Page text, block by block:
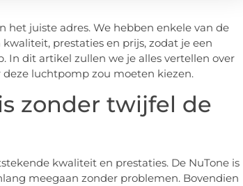
het juiste adres. We hebben enkele van de
prestaties en prijs, zodat je een
dit artikel zullen we je alles vertellen over
luchtpomp zou moeten kiezen.
zonder twijfel de
kwaliteit en prestaties. De NuTone is
meegaan zonder problemen. Bovendien